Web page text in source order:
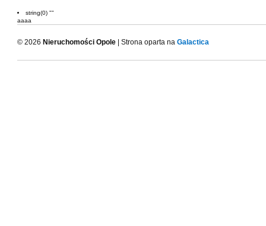
string(0) ""
aaaa
© 2026 Nieruchomości Opole | Strona oparta na Galactica